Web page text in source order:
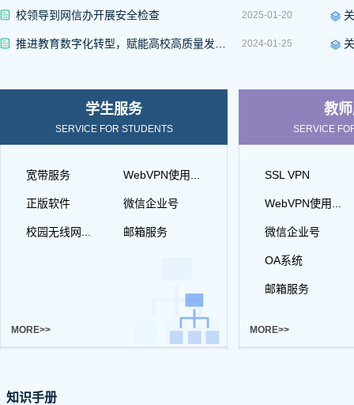
校领导到网信办开展安全检查 2025-01-20
2024-01-25
学生服务
SERVICE FOR STUDENTS
MORE>>
宽带服务 WebVPN使用...
正版软件 微信企业号
校园无线网... 邮箱服务
教
SERVICE
MORE>>
SSL VPN
WebVPN使用...
微信企业号
OA系统
邮箱服务
知识手册